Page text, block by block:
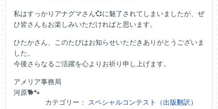
私はすっかりアナグマさん💞に魅了されてしまいましたが、ぜ
ひ皆さんもお楽しみいただければと思います。
ひたかさん、このたびはお知らせいただきありがとうございま
した。
今後さらなるご活躍を心よりお祈り申し上げます。
アメリア事務局
河原🐕🐾
カテゴリー：
スペシャルコンテスト（出版翻訳）